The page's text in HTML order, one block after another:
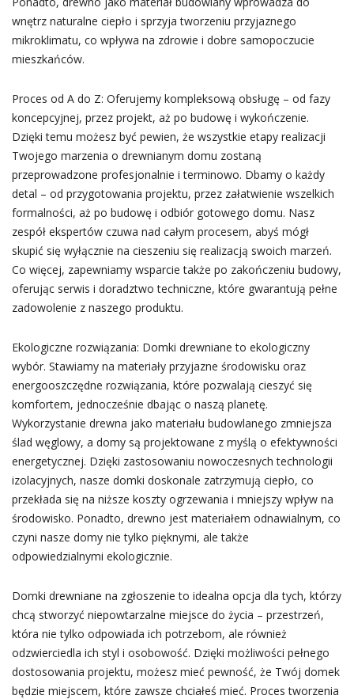
wnętrz naturalne ciepło i sprzyja tworzeniu przyjaznego
mikroklimatu, co wpływa na zdrowie i dobre samopoczucie
mieszkańców.
Proces od A do Z: Oferujemy kompleksową obsługę – od fazy
koncepcyjnej, przez projekt, aż po budowę i wykończenie.
Dzięki temu możesz być pewien, że wszystkie etapy realizacji
Twojego marzenia o drewnianym domu zostaną
przeprowadzone profesjonalnie i terminowo. Dbamy o każdy
detal – od przygotowania projektu, przez załatwienie wszelkich
formalności, aż po budowę i odbiór gotowego domu. Nasz
zespół ekspertów czuwa nad całym procesem, abyś mógł
skupić się wyłącznie na cieszeniu się realizacją swoich marzeń.
Co więcej, zapewniamy wsparcie także po zakończeniu budowy,
oferując serwis i doradztwo techniczne, które gwarantują pełne
zadowolenie z naszego produktu.
Ekologiczne rozwiązania: Domki drewniane to ekologiczny
wybór. Stawiamy na materiały przyjazne środowisku oraz
energooszczędne rozwiązania, które pozwalają cieszyć się
komfortem, jednocześnie dbając o naszą planetę.
Wykorzystanie drewna jako materiału budowlanego zmniejsza
ślad węglowy, a domy są projektowane z myślą o efektywności
energetycznej. Dzięki zastosowaniu nowoczesnych technologii
izolacyjnych, nasze domki doskonale zatrzymują ciepło, co
przekłada się na niższe koszty ogrzewania i mniejszy wpływ na
środowisko. Ponadto, drewno jest materiałem odnawialnym, co
czyni nasze domy nie tylko pięknymi, ale także
odpowiedzialnymi ekologicznie.
Domki drewniane na zgłoszenie to idealna opcja dla tych, którzy
chcą stworzyć niepowtarzalne miejsce do życia – przestrzeń,
która nie tylko odpowiada ich potrzebom, ale również
odzwierciedla ich styl i osobowość. Dzięki możliwości pełnego
dostosowania projektu, możesz mieć pewność, że Twój domek
będzie miejscem, które zawsze chciałeś mieć. Proces tworzenia